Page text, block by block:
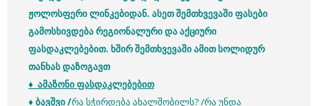
ჟოლოსფერი ლინკებიდან. ასეთ შემთხვევაში ფასები
გამოსხივდება რეგიონალური დააქციური
ფასდაკლებებით. ხშირ შემთხვევაში ამით სოლიდურ
თანხას დაზოგავთ
♦ ამაზონი ფასდაკლებებით
♦ ბავშვი /რა სჭირდება ახალშობილს? /რა უნდა